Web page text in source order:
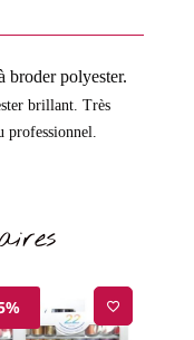
polyester.
brillant. Très
professionnel.